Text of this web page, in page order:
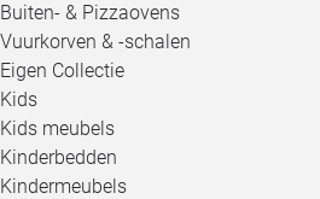
Buiten- & Pizzaovens
Vuurkorven & -schalen
Eigen Collectie
Kids
Kids meubels
Kinderbedden
Kindermeubels